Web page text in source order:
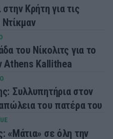
Κρήτη για τις
του Νίκολιτς για το
Athens Kallithea
Συλλυπητήρια στον
του πατέρα του
«Μάτια» σε όλη την